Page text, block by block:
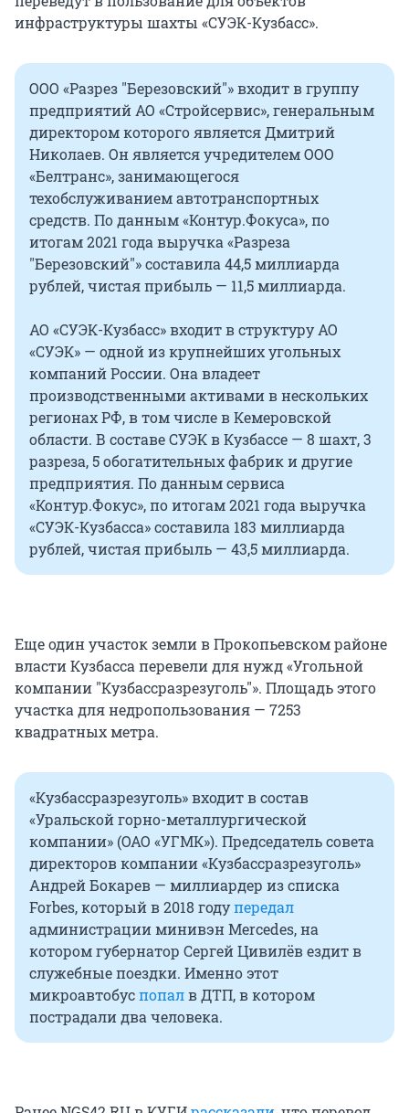
инфраструктуры шахты «СУЭК-Кузбасс».
ООО «Разрез "Березовский"» входит в группу
предприятий АО «Стройсервис», генеральным
директором которого является Дмитрий
Николаев. Он является учредителем ООО
«Белтранс», занимающегося
техобслуживанием автотранспортных
средств. По данным «Контур.Фокуса», по
итогам 2021 года выручка «Разреза
"Березовский"» составила 44,5 миллиарда
рублей, чистая прибыль — 11,5 миллиарда.
АО «СУЭК-Кузбасс» входит в структуру АО
«СУЭК» — одной из крупнейших угольных
компаний России. Она владеет
производственными активами в нескольких
регионах РФ, в том числе в Кемеровской
области. В составе СУЭК в Кузбассе — 8 шахт, 3
разреза, 5 обогатительных фабрик и другие
предприятия. По данным сервиса
«Контур.Фокус», по итогам 2021 года выручка
«СУЭК-Кузбасса» составила 183 миллиарда
рублей, чистая прибыль — 43,5 миллиарда.
Еще один участок земли в Прокопьевском районе
власти Кузбасса перевели для нужд «Угольной
компании "Кузбассразрезуголь"». Площадь этого
участка для недропользования — 7253
квадратных метра.
«Кузбассразрезуголь» входит в состав
«Уральской горно-металлургической
компании» (ОАО «УГМК»). Председатель совета
директоров компании «Кузбассразрезуголь»
Андрей Бокарев — миллиардер из списка
Forbes, который в 2018 годупередал
администрации минивэн Mercedes, на
котором губернатор Сергей Цивилёв ездит в
служебные поездки. Именно этот
микроавтобуспопалв ДТП, в котором
пострадали два человека.